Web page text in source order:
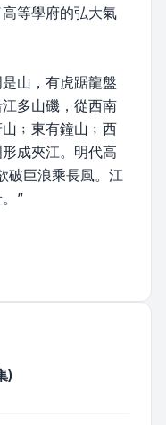
等學府的弘大氣
山，有虎踞龍盤
多山磯，從西南
﹔東有鐘山﹔西
成夾江。明代高
破巨浪乘長風。江
”
)